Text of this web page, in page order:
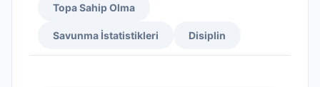
Topa Sahip Olma
Savunma İstatistikleri Disiplin